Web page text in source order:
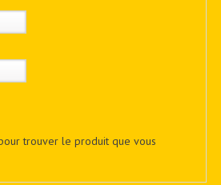
trouver le produit que vous